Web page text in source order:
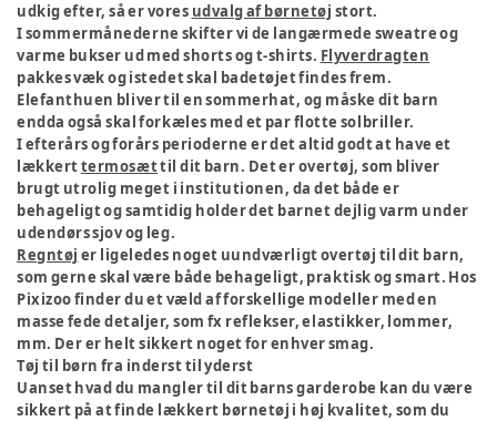
udkig efter, så er vores udvalg af børnetøj stort.
I sommermånederne skifter vi de langærmede sweatre og
varme bukser ud med shorts og t-shirts. Flyverdragten
pakkes væk og istedet skal badetøjet findes frem.
Elefanthuen bliver til en sommerhat, og måske dit barn
endda også skal forkæles med et par flotte solbriller.
I efterårs og forårs perioderne er det altid godt at have et
lækkerttermosættil dit barn. Det er overtøj, som bliver
brugt utrolig meget i institutionen, da det både er
behageligt og samtidig holder det barnet dejlig varm under
udendørs sjov og leg.
Regntøj er ligeledes noget uundværligt overtøj til dit barn,
som gerne skal være både behageligt, praktisk og smart. Hos
Pixizoo finder du et væld af forskellige modeller med en
masse fede detaljer, som fx reflekser, elastikker, lommer,
mm. Der er helt sikkert noget for enhver smag.
Tøj til børn fra inderst til yderst
Uanset hvad du mangler til dit barns garderobe kan du være
sikkert på at finde lækkert børnetøj i høj kvalitet, som du